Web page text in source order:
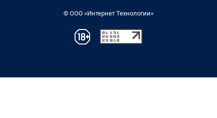
© ООО «Интернет Технологии»